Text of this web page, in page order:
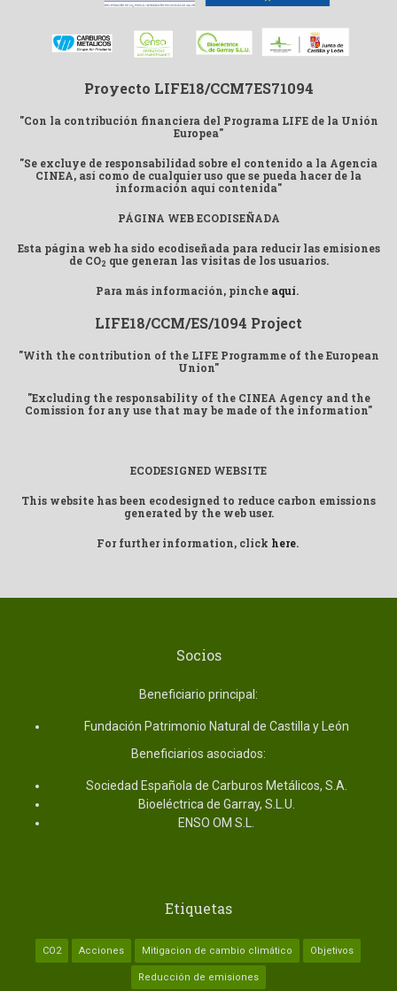
Proyecto LIFE18/CCM7ES71094
"Con la contribución financiera del Programa LIFE de la Unión
Europea"
"Se excluye de responsabilidad sobre el contenido a la Agencia
CINEA, así como de cualquier uso que se pueda hacer de la
información aquí contenida"
PÁGINA WEB ECODISEÑADA
Esta página web ha sido ecodiseñada para reducir las emisiones
de CO2 que generan las visitas de los usuarios.
Para más información, pinche aquí.
LIFE18/CCM/ES/1094 Project
"With the contribution of the LIFE Programme of the European
Union"
"Excluding the responsability of the CINEA Agency and the
Comission for any use that may be made of the information"
ECODESIGNED WEBSITE
This website has been ecodesigned to reduce carbon emissions
generated by the web user.
For further information, click here.
Socios
Beneficiario principal:
Fundación Patrimonio Natural de Castilla y León
Beneficiarios asociados:
Sociedad Española de Carburos Metálicos, S.A.
Bioeléctrica de Garray, S.L.U.
ENSO OM S.L.
Etiquetas
CO2 Acciones Mitigacion de cambio climático Objetivos
Reducción de emisiones